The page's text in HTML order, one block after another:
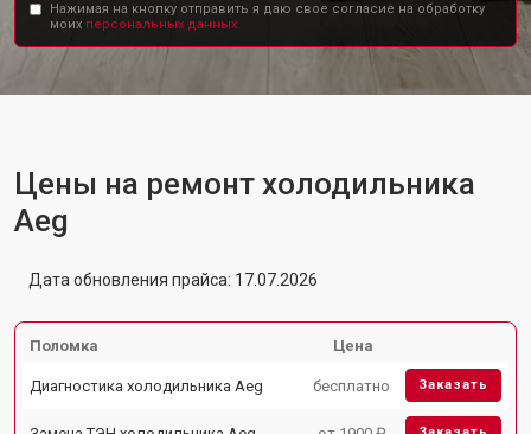
Нажимая на кнопку отправить я даю свое согласие на обработку
моих персональных данных.
Цены на ремонт холодильника
Aeg
Дата обновления прайса: 17.07.2026
Поломка Цена
Диагностика холодильника Aeg бесплатно Заказать